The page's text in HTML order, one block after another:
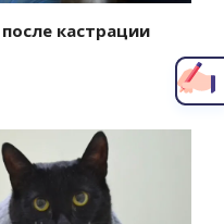
кастрации
Написать главному врачу